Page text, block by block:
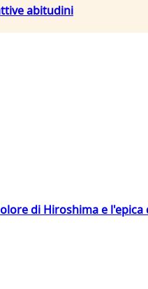
abitudini
di Hiroshima e l'epica